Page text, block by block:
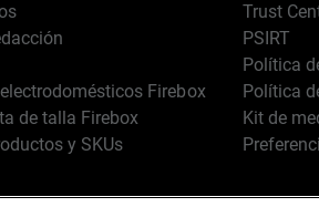
Firebox
de talla Firebox
y SKUs
Trust
PSIRT
Política
Política
Kit de